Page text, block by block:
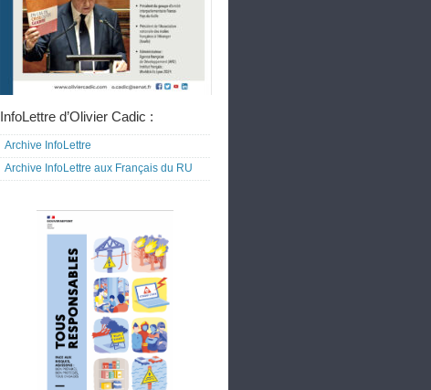
InfoLettre d’Olivier Cadic :
Archive InfoLettre
Archive InfoLettre aux Français du RU